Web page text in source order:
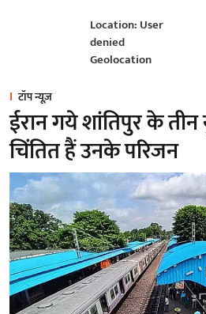
Location: User
denied
Geolocation
टॉप न्यूज़
ईरान गये शांतिपुर के
चिंतित हैं उनके परिजन